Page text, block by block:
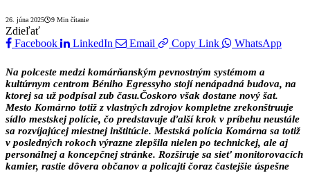
26. júna 2025 9 Min čítanie
Zdieľať
Facebook
LinkedIn Email Copy Link WhatsApp
Na polceste medzi komárňanským pevnostným systémom a
kultúrnym centrom Béniho Egressyho stojí nenápadná budova, na
ktorej sa už podpísal zub času.Čoskoro však dostane nový šat.
Mesto Komárno totiž z vlastných zdrojov kompletne zrekonštruuje
sídlo mestskej polície, čo predstavuje ďalší krok v príbehu neustále
sa rozvíjajúcej miestnej inštitúcie. Mestská polícia Komárna sa totiž
v posledných rokoch výrazne zlepšila nielen po technickej, ale aj
personálnej a koncepčnej stránke. Rozširuje sa sieť monitorovacích
kamier, rastie dôvera občanov a policajti čoraz častejšie úspešne